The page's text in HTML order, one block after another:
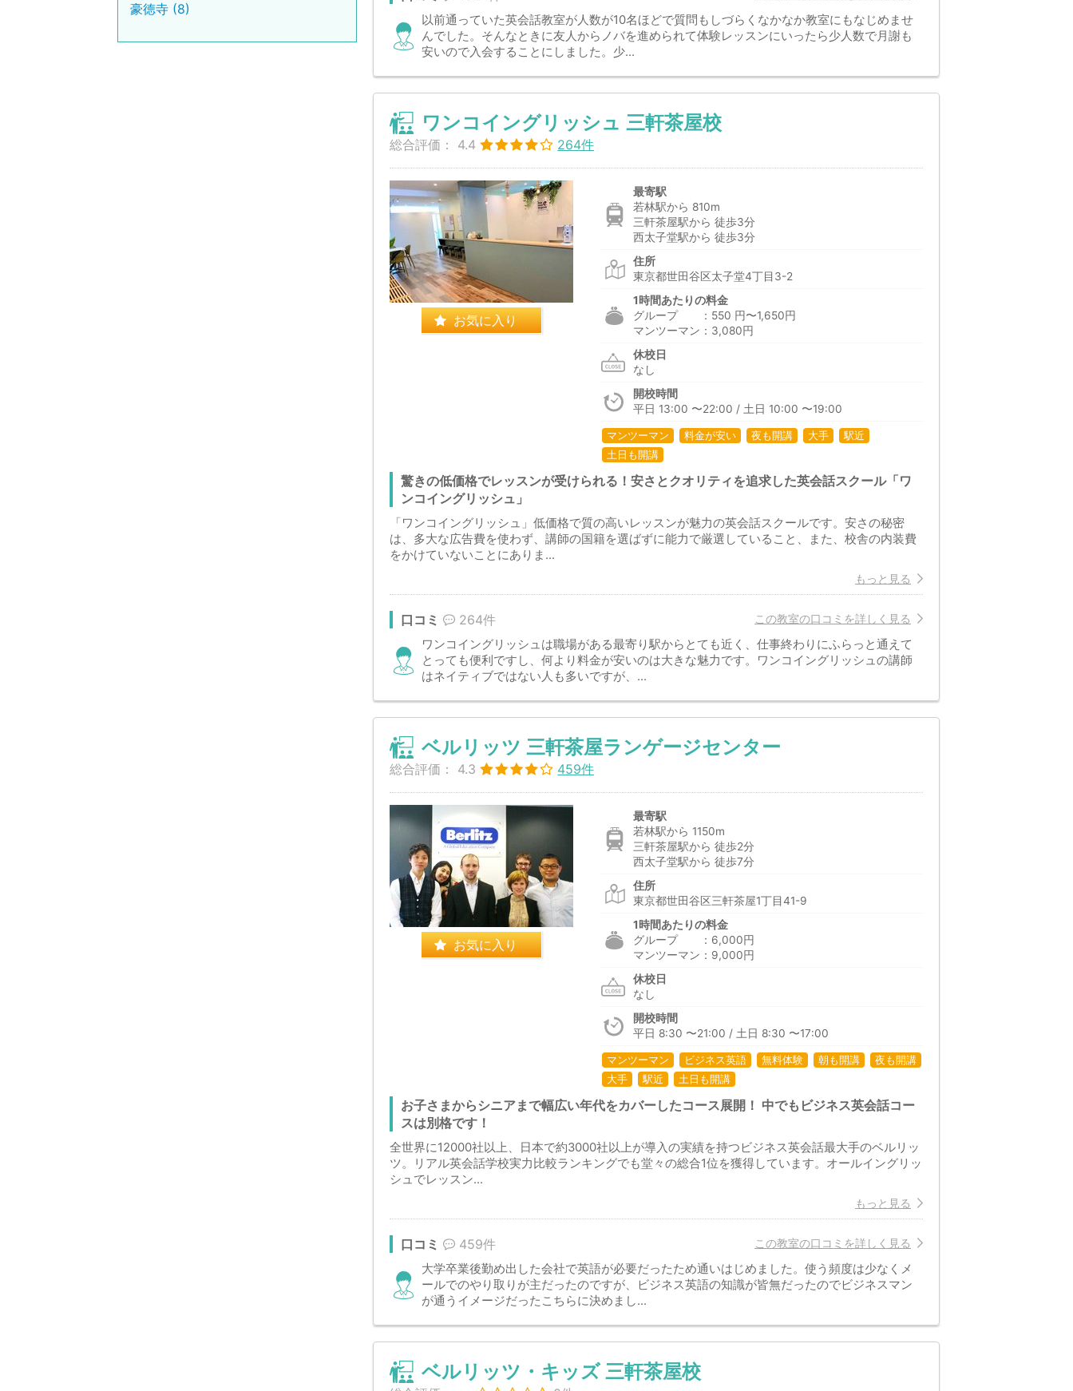
豪徳寺 (8)
以前通っていた英会話教室が人数が10名ほどで質問もしづらくなかなか教室にもなじめませ
んでした。そんなときに友人からノバを進められて体験レッスンにいったら少人数で月謝も
安いので入会することにしました。少...
ワンコイングリッシュ 三軒茶屋校
総合評価： 4.4 264件
お気に入り
最寄駅
若林駅から 810m
三軒茶屋駅から 徒歩3分
西太子堂駅から 徒歩3分
住所
東京都世田谷区太子堂4丁目3-2
1時間あたりの料金
グループ ：550 円〜1,650円
マンツーマン：3,080円
休校日
なし
開校時間
平日 13:00 〜22:00 / 土日 10:00 〜19:00
マンツーマン 料金が安い 夜も開講 大手
駅近
土日も開講
驚きの低価格でレッスンが受けられる！安さとクオリティを追求した英会話スクール「ワ
ンコイングリッシュ」
「ワンコイングリッシュ」低価格で質の高いレッスンが魅力の英会話スクールです。安さの秘密
は、多大な広告費を使わず、講師の国籍を選ばずに能力で厳選していること、また、校舎の内装費
をかけていないことにありま...
もっと見る
この教室の口コミを詳しく見る
口コミ 264件
ワンコイングリッシュは職場がある最寄り駅からとても近く、仕事終わりにふらっと通えて
とっても便利ですし、何より料金が安いのは大きな魅力です。ワンコイングリッシュの講師
はネイティブではない人も多いですが、...
ベルリッツ 三軒茶屋ランゲージセンター
総合評価： 4.3 459件
お気に入り
最寄駅
若林駅から 1150m
三軒茶屋駅から 徒歩2分
西太子堂駅から 徒歩7分
住所
東京都世田谷区三軒茶屋1丁目41-9
1時間あたりの料金
グループ ：6,000円
マンツーマン：9,000円
休校日
なし
開校時間
平日 8:30 〜21:00 / 土日 8:30 〜17:00
マンツーマン ビジネス英語 無料体験 朝も開講
夜も開講
大手
駅近 土日も開講
お子さまからシニアまで幅広い年代をカバーしたコース展開！ 中でもビジネス英会話コー
スは別格です！
全世界に12000社以上、日本で約3000社以上が導入の実績を持つビジネス英会話最大手のベルリッ
ツ。リアル英会話学校実力比較ランキングでも堂々の総合1位を獲得しています。オールイングリッ
シュでレッスン...
もっと見る
この教室の口コミを詳しく見る
口コミ 459件
大学卒業後勤め出した会社で英語が必要だったため通いはじめました。使う頻度は少なくメ
ールでのやり取りが主だったのですが、ビジネス英語の知識が皆無だったのでビジネスマン
が通うイメージだったこちらに決めまし...
ベルリッツ・キッズ 三軒茶屋校